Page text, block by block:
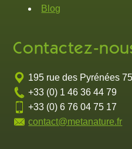
Blog
Contactez-
195 rue des Pyrénées
+33 (0) 1 46 36 44 79
+33 (0) 6 76 04 75 17
contact@metanature.fr